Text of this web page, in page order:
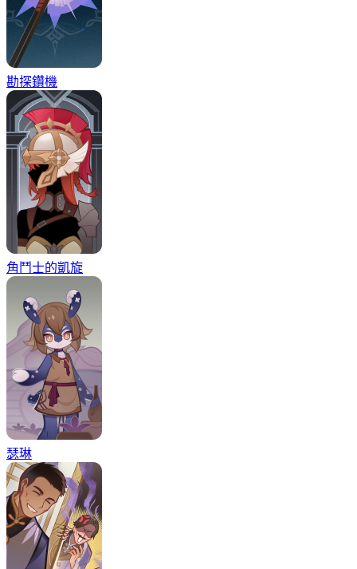
勘探鑽機
角鬥士的凱旋
瑟琳